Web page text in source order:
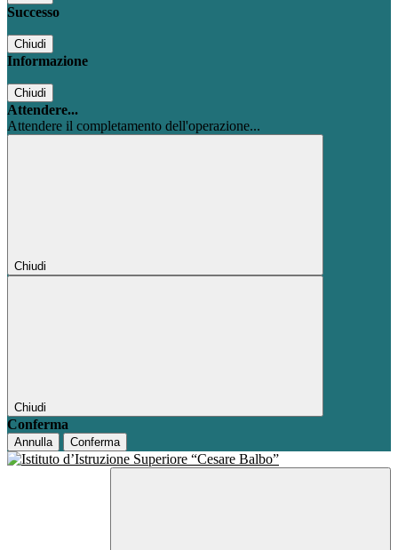
Successo
Chiudi
Informazione
Chiudi
Attendere...
Attendere il completamento dell'operazione...
Chiudi
Chiudi
Conferma
Annulla Conferma